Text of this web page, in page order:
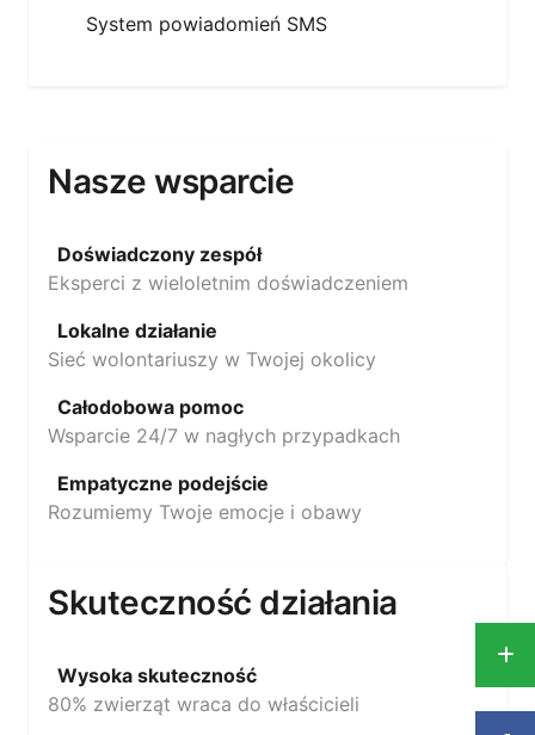
System powiadomień SMS
Nasze wsparcie
Doświadczony zespół
Eksperci z wieloletnim doświadczeniem
Lokalne działanie
Sieć wolontariuszy w Twojej okolicy
Całodobowa pomoc
Wsparcie 24/7 w nagłych przypadkach
Empatyczne podejście
Rozumiemy Twoje emocje i obawy
Skuteczność działania
Wysoka skuteczność
80% zwierząt wraca do właścicieli